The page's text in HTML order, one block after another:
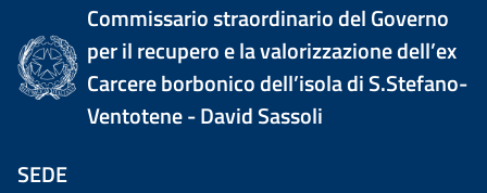
Commissario straordinario del Governo
per il recupero e la valorizzazione dell’ex
Carcere borbonico dell’isola di S.Stefano-
Ventotene - David Sassoli
SEDE